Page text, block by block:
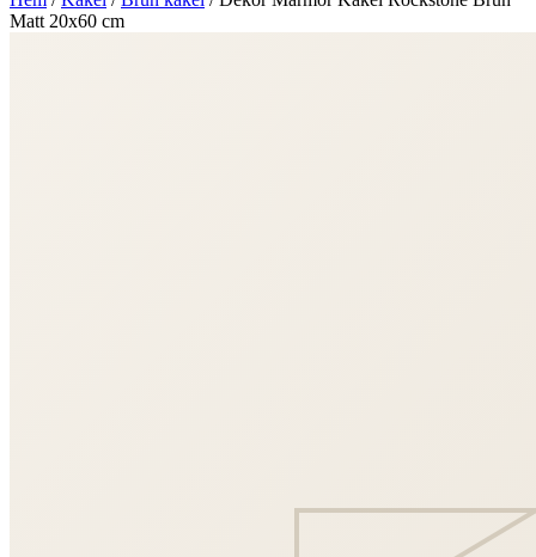
Matt 20x60 cm